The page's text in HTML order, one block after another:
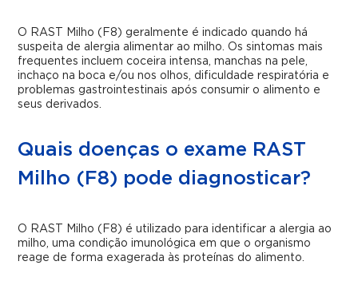
O RAST Milho (F8) geralmente é indicado quando há
suspeita de alergia alimentar ao milho. Os sintomas mais
frequentes incluem coceira intensa, manchas na pele,
inchaço na boca e/ou nos olhos, dificuldade respiratória e
problemas gastrointestinais após consumir o alimento e
seus derivados.
Quais doenças o exame RAST
Milho (F8) pode diagnosticar?
O RAST Milho (F8) é utilizado para identificar a alergia ao
milho, uma condição imunológica em que o organismo
reage de forma exagerada às proteínas do alimento.